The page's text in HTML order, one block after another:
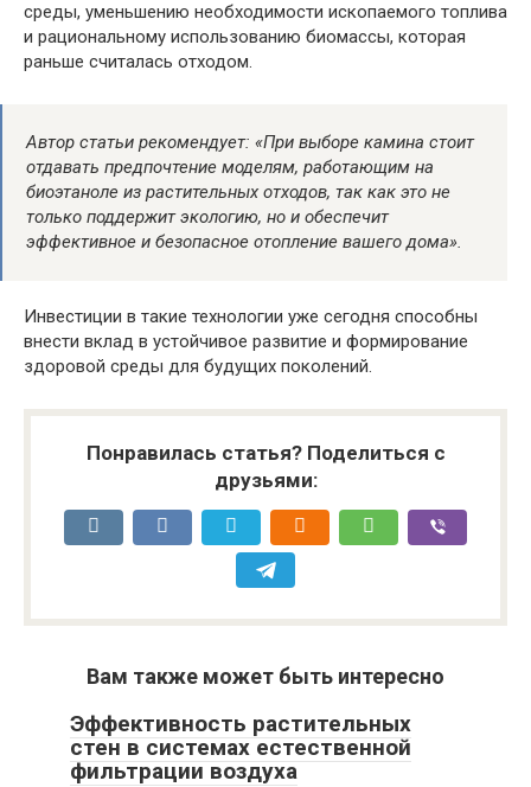
среды, уменьшению необходимости ископаемого топлива
и рациональному использованию биомассы, которая
раньше считалась отходом.
Автор статьи рекомендует: «При выборе камина стоит
отдавать предпочтение моделям, работающим на
биоэтаноле из растительных отходов, так как это не
только поддержит экологию, но и обеспечит
эффективное и безопасное отопление вашего дома».
Инвестиции в такие технологии уже сегодня способны
внести вклад в устойчивое развитие и формирование
здоровой среды для будущих поколений.
Понравилась статья? Поделиться с
друзьями:
Вам также может быть интересно
Эффективность растительных
стен в системах естественной
фильтрации воздуха